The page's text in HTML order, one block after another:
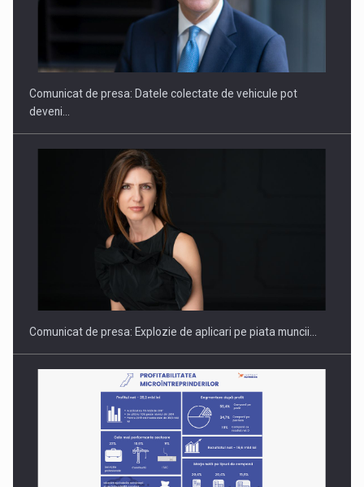
SAPTE PERSONALITATI DIN MEDIUL DE AFACERI, ACADEMIC
Hard Enduro Piatra Craiului 2026, fueled by benzinariile RO…
Comunicat de presa: Datele colectate de vehicule pot
deveni…
Comunicat de presa: Explozie de aplicari pe piata muncii…